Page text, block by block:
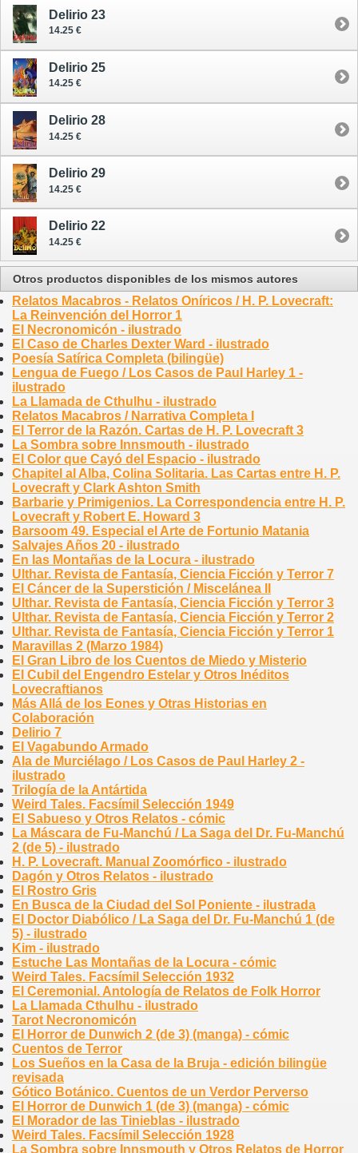
Delirio 23
14.25 €
Delirio 25
14.25 €
Delirio 28
14.25 €
Delirio 29
14.25 €
Delirio 22
14.25 €
Otros productos disponibles de los mismos autores
Relatos Macabros - Relatos Oníricos / H. P. Lovecraft:
La Reinvención del Horror 1
El Necronomicón - ilustrado
El Caso de Charles Dexter Ward - ilustrado
Poesía Satírica Completa (bilingüe)
Lengua de Fuego / Los Casos de Paul Harley 1 -
ilustrado
La Llamada de Cthulhu - ilustrado
Relatos Macabros / Narrativa Completa I
El Terror de la Razón. Cartas de H. P. Lovecraft 3
La Sombra sobre Innsmouth - ilustrado
El Color que Cayó del Espacio - ilustrado
Chapitel al Alba, Colina Solitaria. Las Cartas entre H. P.
Lovecraft y Clark Ashton Smith
Barbarie y Primigenios. La Correspondencia entre H. P.
Lovecraft y Robert E. Howard 3
Barsoom 49. Especial el Arte de Fortunio Matania
Salvajes Años 20 - ilustrado
En las Montañas de la Locura - ilustrado
Ulthar. Revista de Fantasía, Ciencia Ficción y Terror 7
El Cáncer de la Superstición / Miscelánea II
Ulthar. Revista de Fantasía, Ciencia Ficción y Terror 3
Ulthar. Revista de Fantasía, Ciencia Ficción y Terror 2
Ulthar. Revista de Fantasía, Ciencia Ficción y Terror 1
Maravillas 2 (Marzo 1984)
El Gran Libro de los Cuentos de Miedo y Misterio
El Cubil del Engendro Estelar y Otros Inéditos
Lovecraftianos
Más Allá de los Eones y Otras Historias en
Colaboración
Delirio 7
El Vagabundo Armado
Ala de Murciélago / Los Casos de Paul Harley 2 -
ilustrado
Trilogía de la Antártida
Weird Tales. Facsímil Selección 1949
El Sabueso y Otros Relatos - cómic
La Máscara de Fu-Manchú / La Saga del Dr. Fu-Manchú
2 (de 5) - ilustrado
H. P. Lovecraft. Manual Zoomórfico - ilustrado
Dagón y Otros Relatos - ilustrado
El Rostro Gris
En Busca de la Ciudad del Sol Poniente - ilustrada
El Doctor Diabólico / La Saga del Dr. Fu-Manchú 1 (de
5) - ilustrado
Kim - ilustrado
Estuche Las Montañas de la Locura - cómic
Weird Tales. Facsímil Selección 1932
El Ceremonial. Antología de Relatos de Folk Horror
La Llamada Cthulhu - ilustrado
Tarot Necronomicón
El Horror de Dunwich 2 (de 3) (manga) - cómic
Cuentos de Terror
Los Sueños en la Casa de la Bruja - edición bilingüe
revisada
Gótico Botánico. Cuentos de un Verdor Perverso
El Horror de Dunwich 1 (de 3) (manga) - cómic
El Morador de las Tinieblas - ilustrado
Weird Tales. Facsímil Selección 1928
La Sombra sobre Innsmouth y Otros Relatos de Horror